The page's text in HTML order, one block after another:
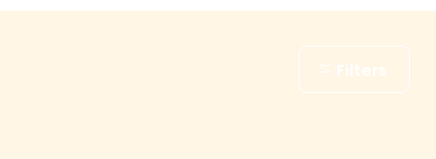
Filters